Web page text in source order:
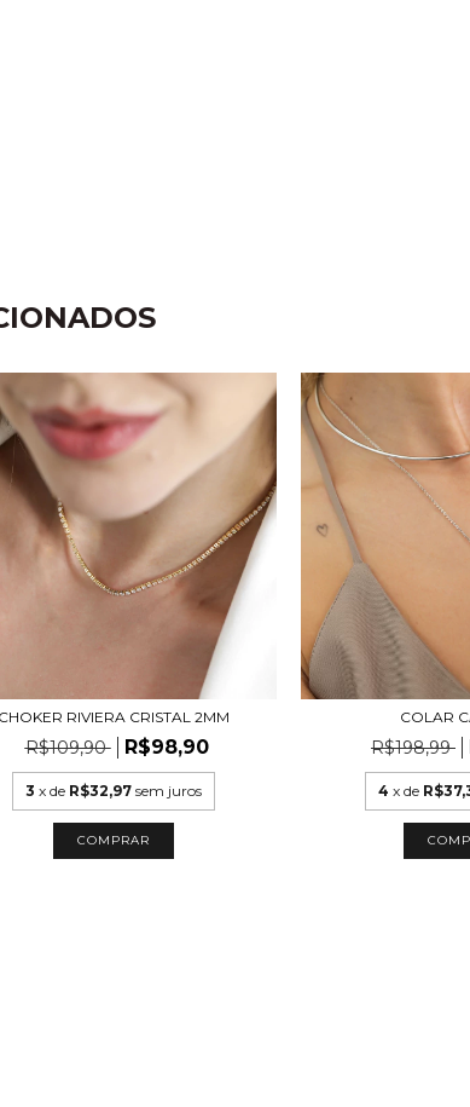
CHOKER RIVIERA CRISTAL 2MM
R$109,90 R$98,90
3 x de R$32,97 sem juros
COMPRAR
COLAR
R$198,99
4 x de